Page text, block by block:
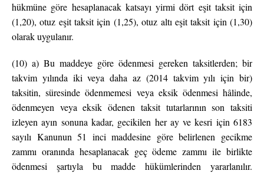
hükmüne göre hesaplanacak katsayı yirmi dört eşit taksit için
(1,20), otuz eşit taksit için (1,25), otuz altı eşit taksit için (1,30)
olarak uygulanır.
(10) a) Bu maddeye göre ödenmesi gereken taksitlerden; bir
takvim yılında iki veya daha az (2014 takvim yılı için bir)
taksitin, süresinde ödenmemesi veya eksik ödenmesi hâlinde,
ödenmeyen veya eksik ödenen taksit tutarlarının son taksiti
izleyen ayın sonuna kadar, gecikilen her ay ve kesri için 6183
sayılı Kanunun 51 inci maddesine göre belirlenen gecikme
zammı oranında hesaplanacak geç ödeme zammı ile birlikte
ödenmesi şartıyla bu madde hükümlerinden yararlanılır.